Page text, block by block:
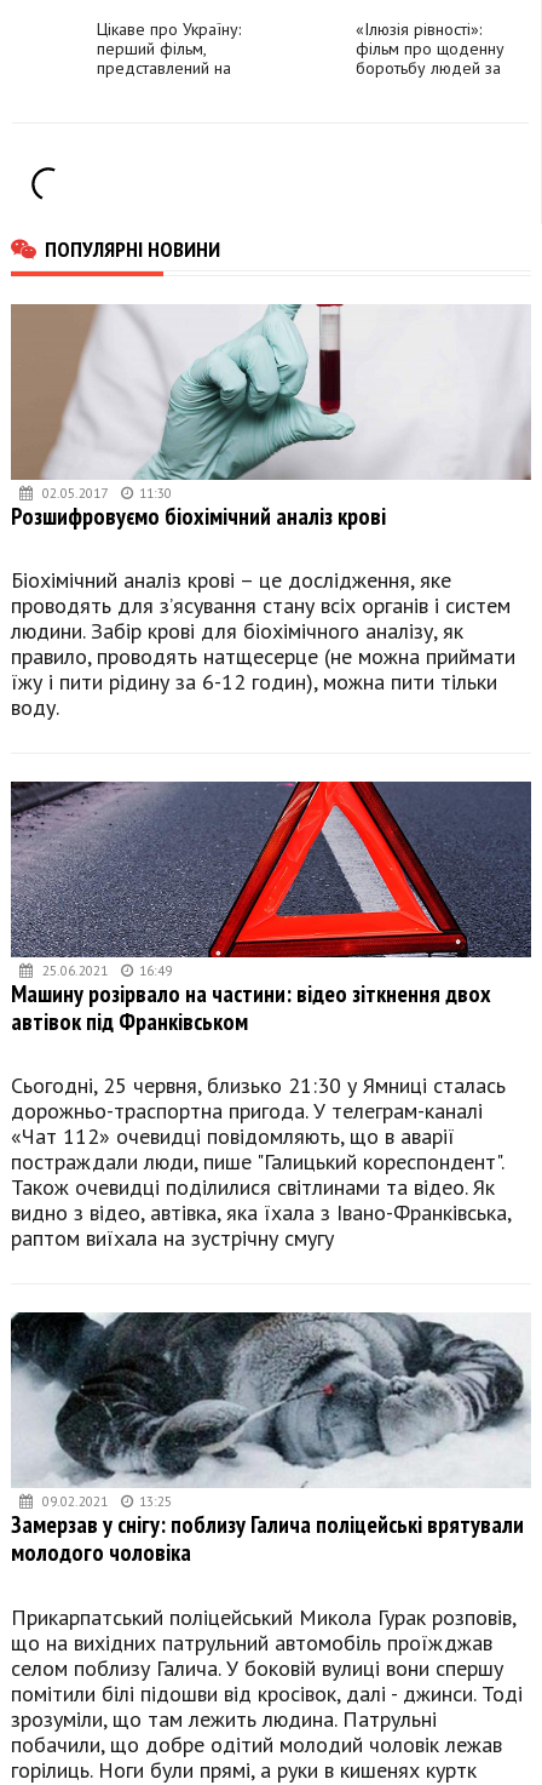
фестиваль
Цікаве про Україну:
перший фільм,
представлений на
«Ілюзія рівності»:
фільм про щоденну
боротьбу людей за
ПОПУЛЯРНІ НОВИНИ
02.05.2017 11:30
Розшифровуємо біохімічний аналіз крові
Біохімічний аналіз крові – це дослідження, яке
проводять для з’ясування стану всіх органів і систем
людини. Забір крові для біохімічного аналізу, як
правило, проводять натщесерце (не можна приймати
їжу і пити рідину за 6-12 годин), можна пити тільки
воду.
25.06.2021 16:49
Машину розірвало на частини: відео зіткнення двох
автівок під Франківськом
Сьогодні, 25 червня, близько 21:30 у Ямниці сталась
дорожньо-траспортна пригода. У телеграм-каналі
«Чат 112» очевидці повідомляють, що в аварії
постраждали люди, пише "Галицький кореспондент".
Також очевидці поділилися світлинами та відео. Як
видно з відео, автівка, яка їхала з Івано-Франківська,
раптом виїхала на зустрічну смугу
09.02.2021 13:25
Замерзав у снігу: поблизу Галича поліцейські врятували
молодого чоловіка
Прикарпатський поліцейський Микола Гурак розповів,
що на вихідних патрульний автомобіль проїжджав
селом поблизу Галича. У боковій вулиці вони спершу
помітили білі підошви від кросівок, далі - джинси. Тоді
зрозуміли, що там лежить людина. Патрульні
побачили, що добре одітий молодий чоловік лежав
горілиць. Ноги були прямі, а руки в кишенях куртк